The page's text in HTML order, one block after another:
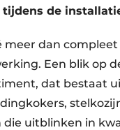
de
meer dan
Een blik op
dat bestaat
uitblinken in